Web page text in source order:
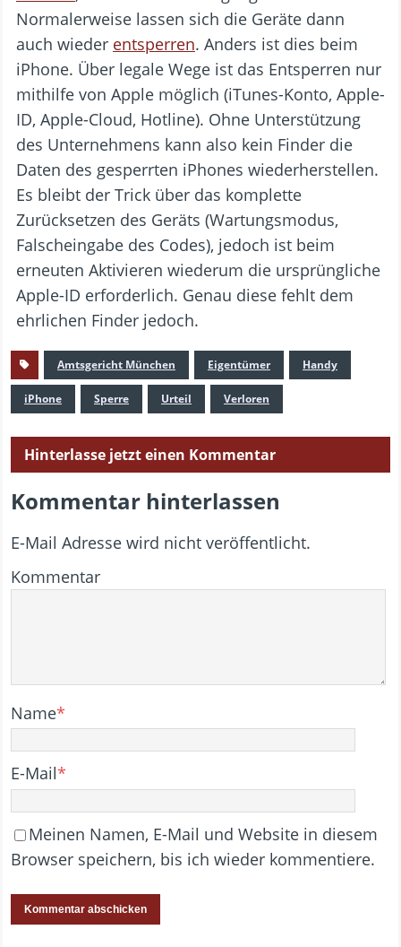
Normalerweise lassen sich die Geräte dann
auch wieder entsperren. Anders ist dies beim
iPhone. Über legale Wege ist das Entsperren nur
mithilfe von Apple möglich (iTunes-Konto, Apple-
ID, Apple-Cloud, Hotline). Ohne Unterstützung
des Unternehmens kann also kein Finder die
Daten des gesperrten iPhones wiederherstellen.
Es bleibt der Trick über das komplette
Zurücksetzen des Geräts (Wartungsmodus,
Falscheingabe des Codes), jedoch ist beim
erneuten Aktivieren wiederum die ursprüngliche
Apple-ID erforderlich. Genau diese fehlt dem
ehrlichen Finder jedoch.
Amtsgericht München Eigentümer Handy
iPhone Sperre Urteil Verloren
Hinterlasse jetzt einen Kommentar
Kommentar hinterlassen
E-Mail Adresse wird nicht veröffentlicht.
Kommentar
Name*
E-Mail*
Meinen Namen, E-Mail und Website in diesem
Browser speichern, bis ich wieder kommentiere.